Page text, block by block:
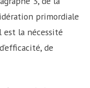
primordiale
la nécessité
de